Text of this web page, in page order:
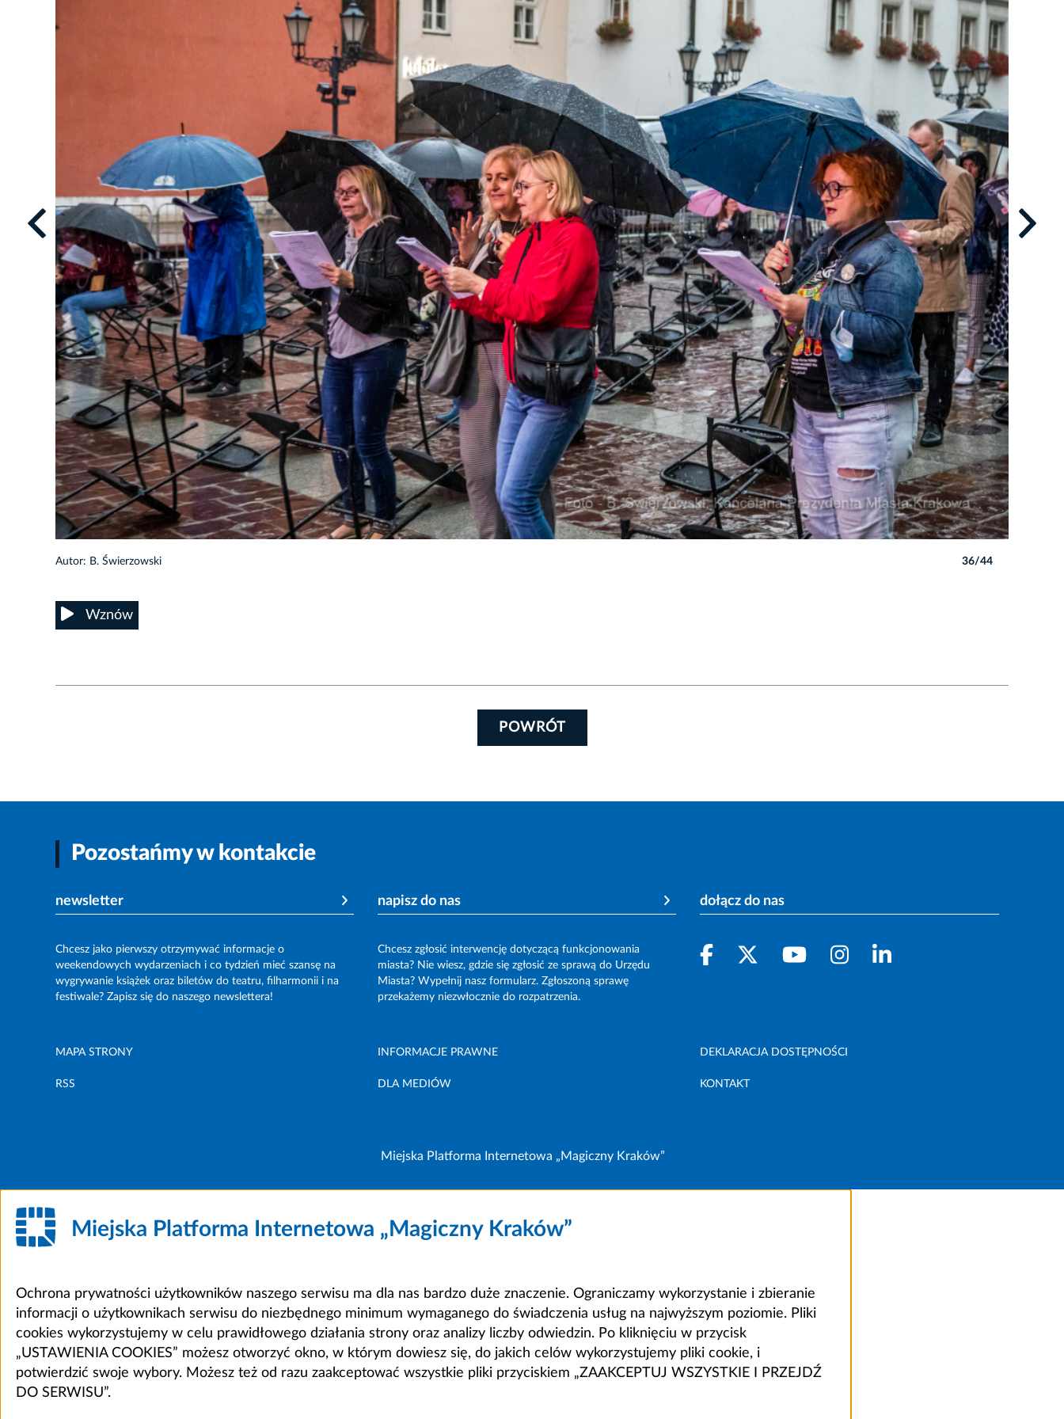
Autor: B. Świerzowski 36/44
Wznów
POWRÓT
Pozostańmy w kontakcie
newsletter
Chcesz jako pierwszy otrzymywać informacje o
weekendowych wydarzeniach i co tydzień mieć szansę na
wygrywanie książek oraz biletów do teatru, filharmonii i na
festiwale? Zapisz się do naszego newslettera!
napisz do nas
Chcesz zgłosić interwencję dotyczącą funkcjonowania
miasta? Nie wiesz, gdzie się zgłosić ze sprawą do Urzędu
Miasta? Wypełnij nasz formularz. Zgłoszoną sprawę
przekażemy niezwłocznie do rozpatrzenia.
dołącz do nas
MAPA STRONY INFORMACJE PRAWNE DEKLARACJA DOSTĘPNOŚCI
RSS DLA MEDIÓW KONTAKT
Miejska Platforma Internetowa „Magiczny Kraków”
Miejska Platforma Internetowa „Magiczny Kraków”
Ochrona prywatności użytkowników naszego serwisu ma dla nas bardzo duże znaczenie. Ograniczamy wykorzystanie i zbieranie
informacji o użytkownikach serwisu do niezbędnego minimum wymaganego do świadczenia usług na najwyższym poziomie. Pliki
cookies wykorzystujemy w celu prawidłowego działania strony oraz analizy liczby odwiedzin. Po kliknięciu w przycisk
„USTAWIENIA COOKIES” możesz otworzyć okno, w którym dowiesz się, do jakich celów wykorzystujemy pliki cookie, i
potwierdzić swoje wybory. Możesz też od razu zaakceptować wszystkie pliki przyciskiem „ZAAKCEPTUJ WSZYSTKIE I PRZEJDŹ
DO SERWISU”.